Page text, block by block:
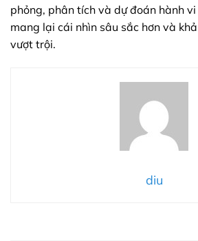
phỏng, phân tích và dự đoán hành
mang lại cái nhìn sâu sắc hơn và
vượt trội.
diu